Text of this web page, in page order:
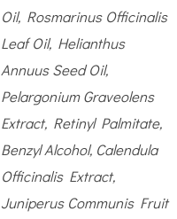
Oil, Rosmarinus Officinalis
Leaf Oil, Helianthus
Annuus Seed Oil,
Pelargonium Graveolens
Extract, Retinyl Palmitate,
Benzyl Alcohol, Calendula
Officinalis Extract,
Juniperus Communis Fruit